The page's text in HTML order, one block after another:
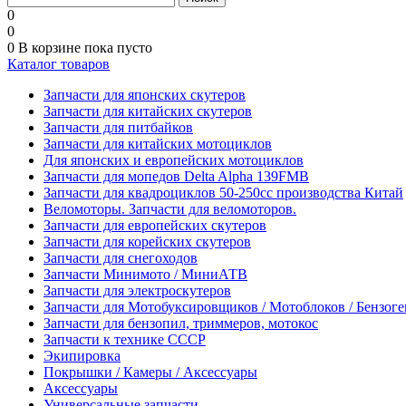
0
0
0 В корзине пока пусто
Каталог товаров
Запчасти для японских скутеров
Запчасти для китайских скутеров
Запчасти для питбайков
Запчасти для китайских мотоциклов
Для японских и европейских мотоциклов
Запчасти для мопедов Delta Alpha 139FMB
Запчасти для квадроциклов 50-250сс производства Китай
Веломоторы. Запчасти для веломоторов.
Запчасти для европейских скутеров
Запчасти для корейских скутеров
Запчасти для снегоходов
Запчасти Минимото / МиниАТВ
Запчасти для электроскутеров
Запчасти для Мотобуксировщиков / Мотоблоков /
Запчасти для бензопил, триммеров, мотокос
Запчасти к технике СССР
Экипировка
Покрышки / Камеры / Аксессуары
Аксессуары